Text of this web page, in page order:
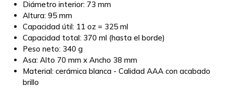
Diámetro interior: 73 mm
Altura: 95 mm
Capacidad útil: 11 oz = 325 ml
Capacidad total: 370 ml (hasta el borde)
Peso neto: 340 g
Asa: Alto 70 mm x Ancho 38 mm
Material: cerámica blanca - Calidad AAA con acabado
brillo